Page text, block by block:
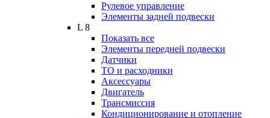
Рулевое управление
Элементы задней подвески
L 8
Показать все
Элементы передней подвески
Датчики
ТО и расходники
Аксессуары
Двигатель
Трансмиссия
Кондиционирование и отопление